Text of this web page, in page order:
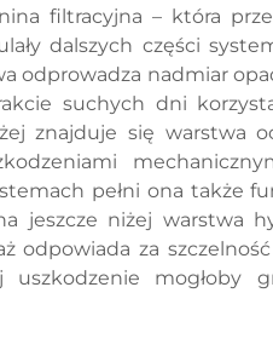
filtracyjna – która
dalszych części
odprowadza nadmiar
suchych dni
znajduje się warstwa
pełni ona także
jeszcze niżej warstwa
odpowiada za
mogłoby